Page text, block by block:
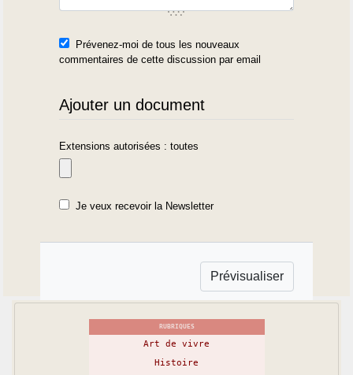
Prévenez-moi de tous les nouveaux
commentaires de cette discussion par email
Ajouter un document
Extensions autorisées : toutes
Je veux recevoir la Newsletter
RUBRIQUES
Art de vivre
Histoire